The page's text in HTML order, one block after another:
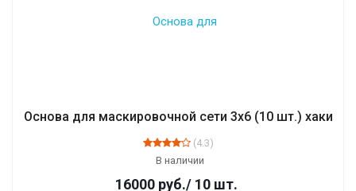
Основа для маскировочной сети 3х6 (10 шт.) хаки
(4.3)
В наличии
16000 руб./ 10 шт.